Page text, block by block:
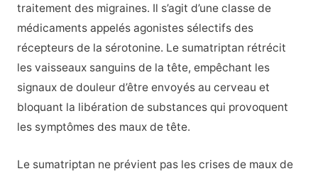
traitement des migraines. Il s’agit d’une classe de
médicaments appelés agonistes sélectifs des
récepteurs de la sérotonine. Le sumatriptan rétrécit
les vaisseaux sanguins de la tête, empêchant les
signaux de douleur d’être envoyés au cerveau et
bloquant la libération de substances qui provoquent
les symptômes des maux de tête.
Le sumatriptan ne prévient pas les crises de maux de